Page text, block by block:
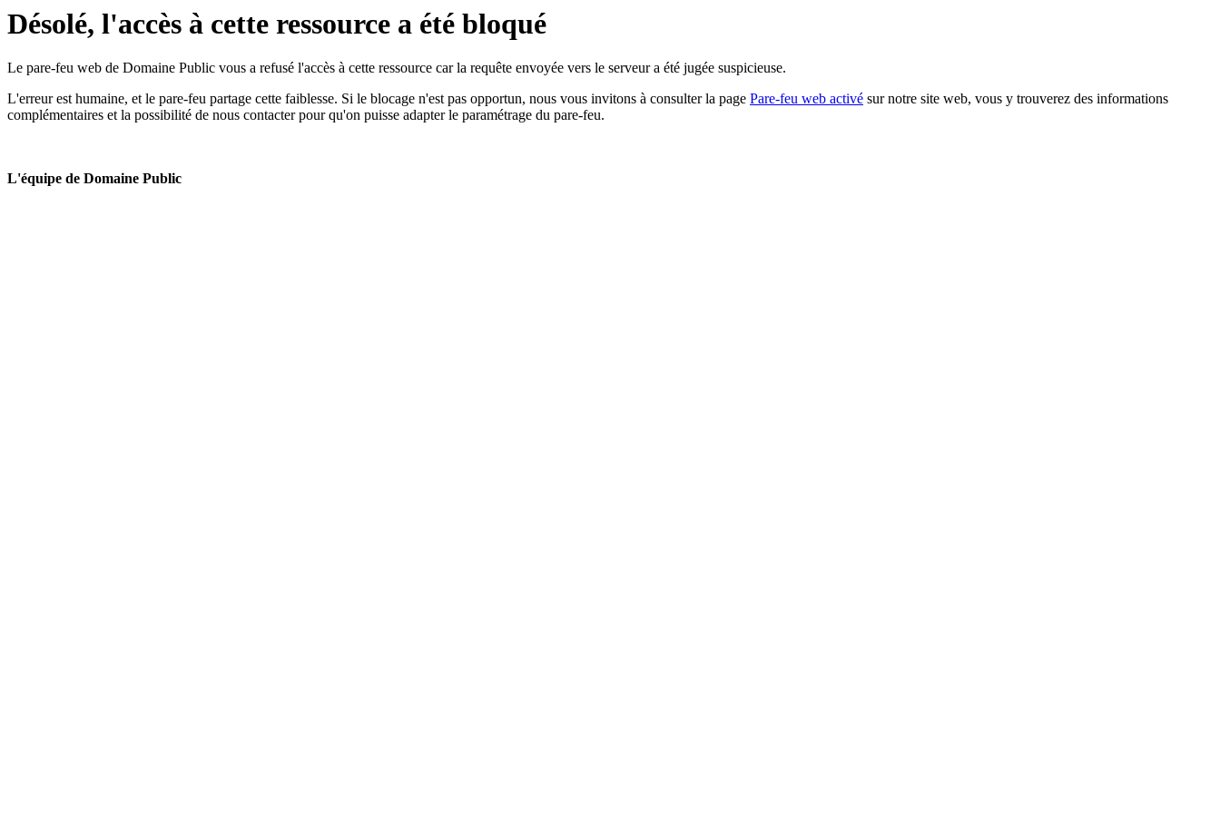
Désolé, l'accès à cette ressource a été bloqué
Le pare-feu web de Domaine Public vous a refusé l'accès à cette ressource car la requête envoyée vers le serveur a été jugée suspicieuse.
L'erreur est humaine, et le pare-feu partage cette faiblesse. Si le blocage n'est pas opportun, nous vous invitons à consulter la page Pare-feu web activé sur notre site web, vous y trouverez des informations
complémentaires et la possibilité de nous contacter pour qu'on puisse adapter le paramétrage du pare-feu.
L'équipe de Domaine Public